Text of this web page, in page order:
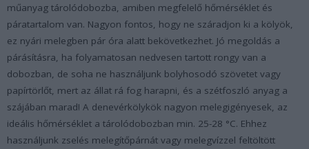
műanyag tárolódobozba, amiben megfelelő hőmérséklet és
páratartalom van. Nagyon fontos, hogy ne száradjon ki a kölyök,
ez nyári melegben pár óra alatt bekövetkezhet. Jó megoldás a
párásításra, ha folyamatosan nedvesen tartott rongy van a
dobozban, de soha ne használjunk bolyhosodó szövetet vagy
papírtörlőt, mert az állat rá fog harapni, és a szétfoszló anyag a
szájában marad! A denevérkölykök nagyon melegigényesek, az
ideális hőmérséklet a tárolódobozban min. 25-28 °C. Ehhez
használjunk zselés melegítőpárnát vagy melegvízzel feltöltött